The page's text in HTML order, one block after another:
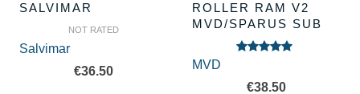
SALVIMAR
NOT RATED
Salvimar
€36.50
ROLLER RAM V2
MVD/SPARUS SUB
MVD
€38.50